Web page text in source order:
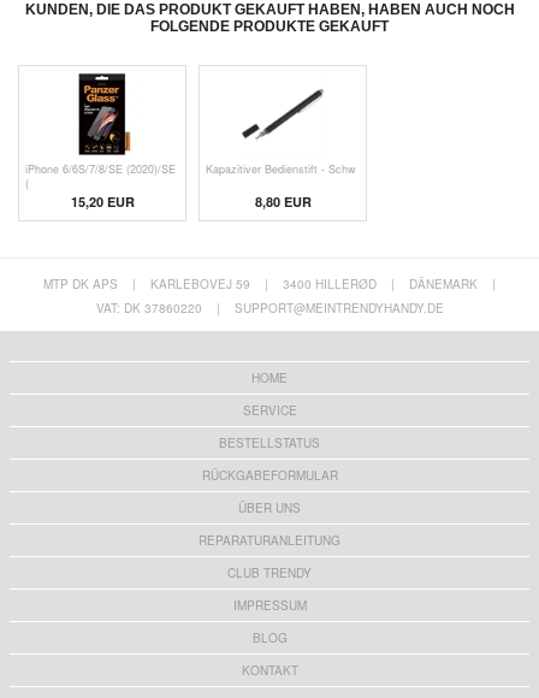
KUNDEN, DIE DAS PRODUKT GEKAUFT HABEN, HABEN AUCH NOCH
FOLGENDE PRODUKTE GEKAUFT
iPhone 6/6S/7/8/SE (2020)/SE
(
15,20 EUR
Kapazitiver Bedienstift - Schw
8,80 EUR
MTP DK APS | KARLEBOVEJ 59 | 3400 HILLERØD | DÄNEMARK
|
VAT: DK 37860220
| SUPPORT@MEINTRENDYHANDY.DE
HOME
SERVICE
BESTELLSTATUS
RÜCKGABEFORMULAR
ÜBER UNS
REPARATURANLEITUNG
CLUB TRENDY
IMPRESSUM
BLOG
KONTAKT